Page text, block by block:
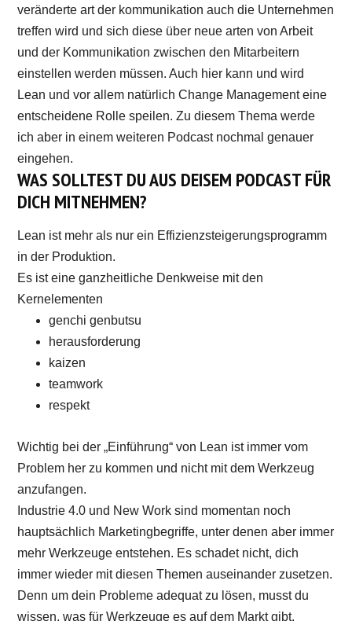
veränderte art der kommunikation auch die Unternehmen
treffen wird und sich diese über neue arten von Arbeit
und der Kommunikation zwischen den Mitarbeitern
einstellen werden müssen. Auch hier kann und wird
Lean und vor allem natürlich Change Management eine
entscheidene Rolle speilen. Zu diesem Thema werde
ich aber in einem weiteren Podcast nochmal genauer
eingehen.
WAS SOLLTEST DU AUS DEISEM PODCAST FÜR
DICH MITNEHMEN?
Lean ist mehr als nur ein Effizienzsteigerungsprogramm
in der Produktion.
Es ist eine ganzheitliche Denkweise mit den
Kernelementen
genchi genbutsu
herausforderung
kaizen
teamwork
respekt
Wichtig bei der „Einführung“ von Lean ist immer vom
Problem her zu kommen und nicht mit dem Werkzeug
anzufangen.
Industrie 4.0 und New Work sind momentan noch
hauptsächlich Marketingbegriffe, unter denen aber immer
mehr Werkzeuge entstehen. Es schadet nicht, dich
immer wieder mit diesen Themen auseinander zusetzen.
Denn um dein Probleme adequat zu lösen, musst du
wissen, was für Werkzeuge es auf dem Markt gibt.